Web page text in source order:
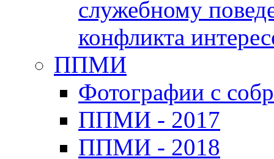
служебному
конфликта
ППМИ
Фотографии с
ППМИ - 2017
ППМИ - 2018